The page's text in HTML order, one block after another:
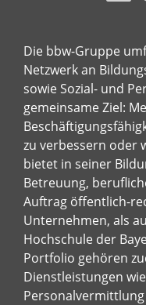
Die bbw-Gruppe
Netzwerk an
sowie Sozial- und
gemeinsame Ziel:
zu verbessern oder
bietet in seiner
Betreuung,
Auftrag öffentlich-
Unternehmen, als
Hochschule der
Portfolio gehören
Dienstleistungen